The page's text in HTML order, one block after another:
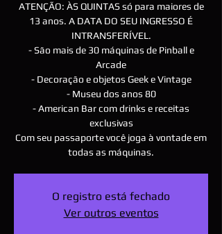
ATENÇÃO: ÀS QUINTAS só para maiores de
13 anos. A DATA DO SEU INGRESSO É
INTRANSFERÍVEL.
- São mais de 30 máquinas de Pinball e
Arcade
- Decoração e objetos Geek e Vintage
- Museu dos anos 80
- American Bar com drinks e receitas
exclusivas
Com seu passaporte você joga à vontade em
todas as máquinas.
O registro está fechado
Ver outros eventos